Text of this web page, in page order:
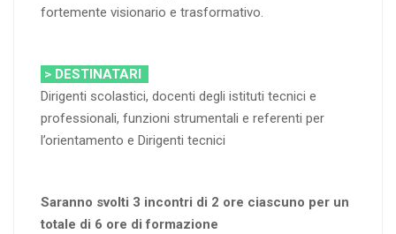
fortemente visionario e trasformativo.
> DESTINATARI
Dirigenti scolastici, docenti degli istituti tecnici e
professionali, funzioni strumentali e referenti per
l’orientamento e Dirigenti tecnici
Saranno svolti 3 incontri di 2 ore ciascuno per un
totale di 6 ore di formazione